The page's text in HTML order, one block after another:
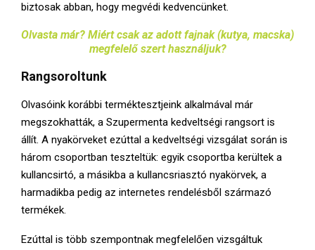
biztosak abban, hogy megvédi kedvencünket.
Olvasta már? Miért csak az adott fajnak (kutya, macska)
megfelelő szert használjuk?
Rangsoroltunk
Olvasóink korábbi terméktesztjeink alkalmával már
megszokhatták, a Szupermenta kedveltségi rangsort is
állít. A nyakörveket ezúttal a kedveltségi vizsgálat során is
három csoportban teszteltük: egyik csoportba kerültek a
kullancsirtó, a másikba a kullancsriasztó nyakörvek, a
harmadikba pedig az internetes rendelésből származó
termékek.
Ezúttal is több szempontnak megfelelően vizsgáltuk